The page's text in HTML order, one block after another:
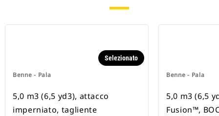
Benne - Pala
Selezionato
5,0 m3 (6,5 yd3), attacco
imperniato, tagliente
Benne - Pala
5,0 m3 (6,5
Fusion™,